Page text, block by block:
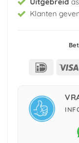
Klanten
IDeal